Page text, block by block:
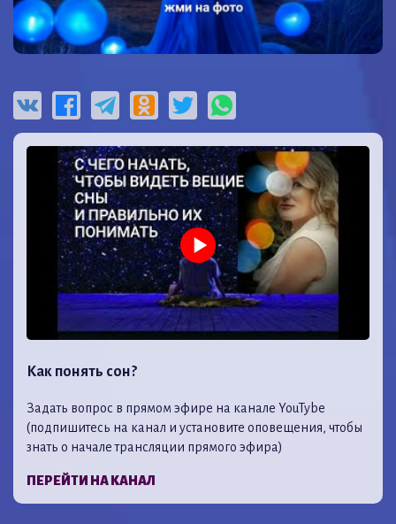
Как понять сон?
Задать вопрос в прямом эфире на канале YouTybe
(подпишитесь на канал и установите оповещения, чтобы
знать о начале трансляции прямого эфира)
ПЕРЕЙТИ НА КАНАЛ